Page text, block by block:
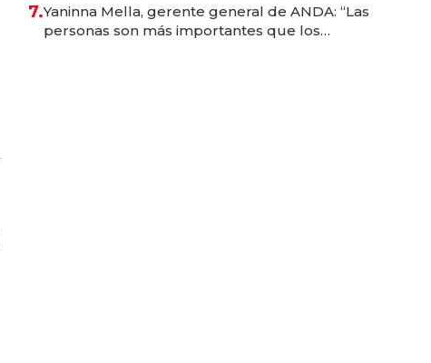
7.Yaninna Mella, gerente general de ANDA: “Las
personas son más importantes que los